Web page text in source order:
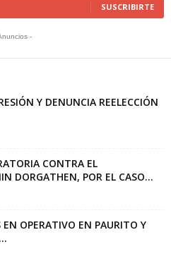
SUSCRIBIRTE
-
Y DENUNCIA REELECCIÓN
CONTRA EL
DORGATHEN, POR EL CASO...
EN OPERATIVO EN PAURITO Y